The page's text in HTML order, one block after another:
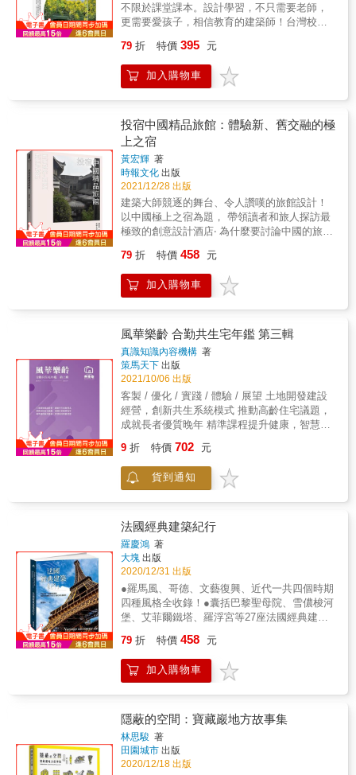
紐約》定調＆實踐 雷姆．庫哈斯( Rem
Koolhaas )是當代的異數，兼具多種角色於一身
的建築師──狂想家／實踐家、哲學家／實用主
義者、以及理論家／預言家／建築師。他是當
今最富浪漫色彩的實用主義者，也是最具烏托
邦色彩的建築師及時代實驗精神創作家。他至
者身份投入，當代建築界的傳奇轉向 庫哈斯
1944年生於荷蘭鹿特丹，學童時代曾舉家旅居
亞洲印尼。曾於阿姆斯特丹電影與電視學院研
讀劇本寫作，並參加電影製作與演出。最初的
職業是記者，曾經訪問義大利導演費里尼，也
於巴黎目睹1968年的學生運動。這促使他從記
者、劇作家身份轉變為一位「參與世界」的建
築師。建築成為他發掘和製造事件的方式，劇
作的訓練與記者的本能也隨之注入建築。他先
赴英國倫敦建築聯盟學院（Architectural
衛建築，再到美國康乃爾大學與紐約建築與都
市研究機構（The Institute for Architecture and
Urban Studies）參與教學與研究工作。庫哈斯
驗給予他機會研究並寫作一部關於都會現象與
都市研究的鉅著：《譫狂紐約》。這部初試啼
聲之作不僅使他聲譽鵲起，如今更被視為扭轉
建築理論思潮的經典之作。《譫狂紐約》從寫
作到出版，由1972至1978長達六年，但在寫作
的同時庫哈斯並沒有停止他的設計活動。1975
年「大都會建築事務所」(Office for
建築桂冠普立茲克獎的評審團盛讚他是將理論
與實務、建築與文化、抽象思想與實質環境都
集於一身的當代最重要建築家。 & ▌扭轉建築
中，庫哈斯追索曼哈頓的各種正史、野史、插
曲、傳聞、軼事、別傳，提出一個關於「壅塞
文化」/「曼哈頓主義」的宣言，使我們更注意
實現大都會生活的多樣性與豐富性。此次以繁
體中文版本問世，有別於當前全球流通的各種
版本，試圖回歸已絕版多年，1978年首度出版
的大開本與完整豐富圖錄，庫哈斯特別應允授
權之餘更撰寫新的序言。繁體中文版由國立陽
明交通大學建築研究所終身講座教授曾成德與
撰寫導讀及譯註。 & ▌從北京中央電視台到臺
北表演藝術中心，看見亞洲新城市 庫哈斯8歲
時，就跟著父親從荷蘭到了印尼，回荷蘭前也
曾旅居巴西，整個成長過程受到多元文化的洗
禮。新世紀裡他的視角與行腳遍及亞洲、非洲
與伊斯蘭世界，以客觀多樣而獨創的觀點，企
圖從中看見當代都會的潛在新可能。從北京中
央電視台到臺北表演藝術中心，都是這些觀察
對談者&mdash;&mdash;陳信安 建築博士、
學館館長 & ☞［專文推薦］ & 府城近代建築的
消逝與再生
凌宗魁 建築文資工作者 & ☞［一致好評］ &
渡邊老師的出現，對臺南人來說是非常珍貴
的，因為他看見了我們平常沒有看見的。他不
只在視覺上看見建築物本身。他還能夠理解、
看見歷史的脈絡。&mdash;&mdash;王時思 臺
南市前副市長 & 比起絕大多數臺灣人更熟悉臺
灣老屋的建築家渡邊義孝先生，為當代臺灣留
下珍貴見證，其中不只包含美麗的建築，在老
屋中與人的偶然交會更值得珍視。
&mdash;&mdash;凌宗魁 建築文資工作者 &
這本書可以看到渡邊先生不光是介紹臺灣的日
式建築，還關心老建築的前世今生及未來，非
常有心。一位日本建築師能觀察到那麼多現
閱讀建築物的細節，就像渡邊先生手繪的圖
案，那些輪廓、屋頂、風格，來自一個熱情而
專業的詮釋者。我們希望能用同樣的專業和熱
情表現我們所在的館舍。&mdash;&mdash;蘇
碩斌 國立臺灣文學館館長
銀膠囊塔，驚豔於黑川紀章提倡建築也能新陳
代謝之構想； 在銀閣寺，馳騁於枯山水庭園的
抽象宇宙； 在古民家，品味因持續居住而隨時
俯拾即是的建築風景！！ 輕鬆了解如何欣賞經
典建築、如何感受建築的獨特魅力， 還有日本
狹小居住空間文化的厲害和有趣之處，讓你在
是愛好日本文化、還是熱愛欣賞建築，抑或是
建築入門／從業者，這會是一本令你愛不釋手
的實用工具書，輕鬆閱讀建築，感受日本建築
師和工匠們精雕細琢的用心，展開一趟不受時
空限制，於建築內、外部之間來回穿梭優游的
建築漫步！ & 本書特色 & ★由日本專業建築團
隊執筆+手繪精緻插圖，深入淺出地解說，更好
讀、更好理解！ ★嚴選60個在建築發展的漫長
欽佩的主題！ ★不只是大人，中學生也能讀得
很開心，更能幫助零建築知識的讀者建構相關
知識、培育文化素養，一本完全滿足！ ★輕薄
短小好攜帶，幫助你旅行、參訪建築時不再只
能說：「好美！」而能與人侃侃而談建築。 ★
從在意的主題開始隨翻隨看，有趣到停不下
來！ &
不限於課堂課本。設計學習，不只需要老師，
更需要愛孩子，相信教育的建築師！台灣校園
打造「本土就是國際」的經典校園。打開窗，
擁抱在地，每個轉角都融入美感體驗。開啟永
續新校園建築，打造五百萬個孩子的快樂學習
歲便考取建築師執照、1981年回到故鄉創業，
從小型公共工程為職涯開場，再到整座校園完
整設計規劃，逐步累積實力。走過篳路藍縷的
創業初期、投入九二一震後重建工程、帶動
「新校園運動」南向擴展。將教育理念、生活
體驗、藝術美感融入校園角落，打造超過百所
學校，超過五百萬人在他的作品中學習成長。
跟著黃建興建築師走讀經典校園，拜訪造型獨
特的獨立圖書館、可靈活運用的半戶外空間，
或者穿梭在風會跟著轉彎的迴廊走道……黃建
底，量身打造在地校園，透過空間、顏色、形
象，讓無聲的建築語彙，自然發揮影響力，獻
給師生「學習的校園，真正的模樣」。★小彩
讀地圖」，完整呈現全台校園作品分佈位置、
並含內頁索引功能，打開地圖、翻開書，跟著
黃建興建築師走讀19間經典校園！
79 折 特價 395 元
加入購物車
投宿中國精品旅館：體驗新、舊交融的極
上之宿
黃宏輝 著
時報文化 出版
2021/12/28 出版
建築大師競逐的舞台、令人讚嘆的旅館設計！
以中國極上之宿為題， 帶領讀者和旅人探訪最
極致的創意設計酒店‧ 為什麼要討論中國的旅
實我們仔細探究可發現，當其他地方花費五十
年累積的成果，中國十年即迅速到位。由精品
旅館的豐富多樣性，不僅包含國際經典、展現
的亮點。 隨著中國的經濟迅速發展，消費水準
也愈來愈高，過往走馬看花的旅行團風格已無
法滿足觀光旅客，旅者想要體驗在地傳統文
化，同時也企求身心的完全休憩，於是深度化
旅行的經營、頂級精品旅館的服務需求漸漸顯
現。在這個前提之下，世界重量級建築師、設
計師紛紛來到中國發揮想像﹑相互競逐，爭取
寬廣發揮的空間，也尋求自身設計與在地文化
能碰撞出的火花，中國因此成為搞建築﹑學設
《投宿中國精品旅館：體驗新、舊交融的極上
之宿》，分享投宿中國精品旅館的感官體驗和
空間觀察。全書匯集不同類型的設計旅館並予
以分類，內容分為五部：休閒度假風格、地域
鄉土建築、頂級時尚精品、都會型超高層、老
建築再利用。若以建築設計觀點觀察，我們能
看見像是普立茲克建築獎得主、伊拉克裔英國
女力建築師札哈．哈蒂的青奧中心及國際青年
會議酒店，日本建築大師首席接班人隈研吾的
北京瑜舍、石頭紀溫泉度假酒店，印尼設計師
賈雅．易卜拉欣的上海璞麗、上海嘉佩樂酒
店，澳大利亞建築師凱瑞．希爾的養雲安縵，
比利時設計師卡第爾的拉薩瑞吉度假酒店，日
本室內設計團隊Super Potato Design的深圳無
印良品酒店，還有以杜拜帆船酒店設計者阿特
驚嘆不已。 作者在書中不僅挖掘美的感受，同
時也帶領讀者和旅人看見建築師如何追溯在地
歷史文化傳承、發展民族地域特色，讓新與舊
得以交融，並以此推動世界能見度。這來自地
79 折 特價 458 元
加入購物車
風華樂齡 合勤共生宅年鑑 第三輯
真識知識內容機構 著
策馬天下 出版
2021/10/06 出版
客製 / 優化 / 實踐 / 體驗 / 展望 土地開發建設
經營，創新共生系統模式 推動高齡住宅議題，
成就長者優質晚年 精準課程提升健康，智慧科
世界歷史留下一個獨特且難忘的時間印記。這
一整年，新冠疫情於全球延燒，與此同時，高
齡化人口的危機並未緩下腳步，在這艱困辛苦
突破百分之十六大關，人口首次開始負成長，
如何照顧逐年增加的高齡人口，如何讓長者們
安居樂業，不再只是政府或長照機機需要在意
的事，這是身處在臺灣社會中，每一個人都需
要正視的議題。合勤共生宅的創生、規劃與實
踐，不啻成為高齡社會浪潮下一個最佳的解決
之道。 ‧旅宿服務經營；以經營旅館方式運營，
除了規劃長住長輩的住宿區外，其餘空間則透
過「康茵行旅」品牌為大眾提供服務，讓共生
服務包括餐廳、咖啡廳、茶(酒)吧、烘焙坊、市
集商店&hellip;&hellip;等多種服務場域，提供入
住長輩與來訪共生宅不同族群，提供符合個人
化需求的餐飲服務。 ‧專業課程規劃：提供各種
互動、體驗、遊戲方式的活動與課程，讓入住
的高齡長者可以規劃自己的生活重心，從而重
新擁有社交生活，完成自我實踐。 ‧康養照護系
統：除居住環境與社區關係等內外共生協作，
9 折 特價 702 元
貨到通知
法國經典建築紀行
羅慶鴻 著
大塊 出版
2020/12/31 出版
●羅馬風、哥德、文藝復興、近代一共四個時期
四種風格全收錄！●囊括巴黎聖母院、雪儂梭河
堡、艾菲爾鐵塔、羅浮宮等27座法國經典建築●
同建築物的結構特色●林芳怡（欣傳媒／欣建築
資深總監）、謝哲青（作家、知名節目主持
人）、謝佩霓（國際藝評人協會台灣分會理事
築文化的27座法國經典建築法國是歐洲建築、
藝術發展的重鎮，歐洲各時期的藝術、建築、
工藝與文化發展在法國重新演繹、融合創造出
新的樣貌。這些過去所留下來的建築，滋養了
79 折 特價 458 元
加入購物車
隱蔽的空間：寶藏巖地方故事集
林思駿 著
田園城市 出版
2020/12/18 出版